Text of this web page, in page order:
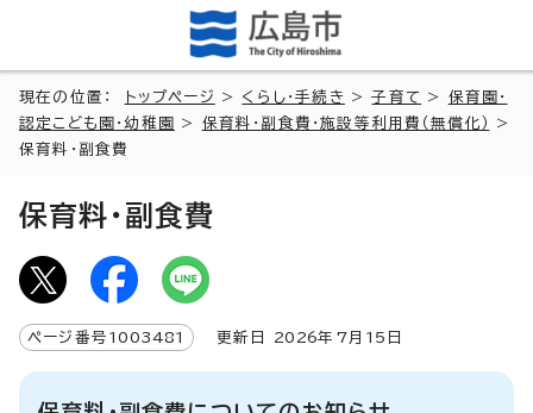
現在の位置： トップページ > くらし・手続き >子育て > 保育園・
認定こども園・幼稚園
> 保育料・副食費・施設等利用費（無償化）
>
保育料・副食費
保育料・副食費
ページ番号 1003481 更新日 2026年7月 15 日